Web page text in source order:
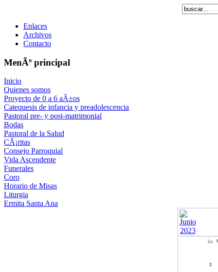
Enlaces
Archivos
Contacto
MenÃº principal
Inicio
Quienes somos
Proyecto de 0 a 6 aÃ±os
Catequesis de infancia y preadolescencia
Pastoral pre- y post-matrimonial
Bodas
Pastoral de la Salud
CÃ¡ritas
Consejo Parroquial
Vida Ascendente
Funerales
Coro
Horario de Misas
Liturgia
Ermita Santa Ana
Lu
3